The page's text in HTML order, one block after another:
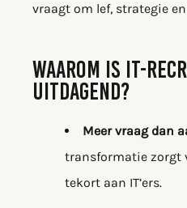
vraagt om lef, strategie
WAAROM IS IT-
UITDAGEND?
Meer vraag dan
transformatie zorgt
tekort aan IT’ers.